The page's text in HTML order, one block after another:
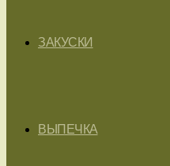
ЗАКУСКИ
ВЫПЕЧКА